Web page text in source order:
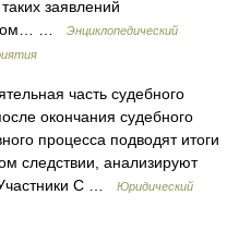
заявлений
…
Энциклопедический
часть судебного
окончания судебного
процесса подводят итоги
следствии, анализируют
Участники С …
Юридический